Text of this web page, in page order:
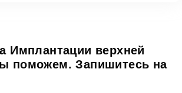
Имплантации верхней
поможем. Запишитесь на